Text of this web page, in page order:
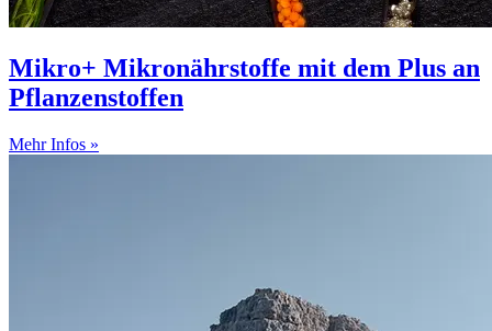
Mikro+ Mikronährstoffe mit dem Plus an
Pflanzenstoffen
Mehr Infos »